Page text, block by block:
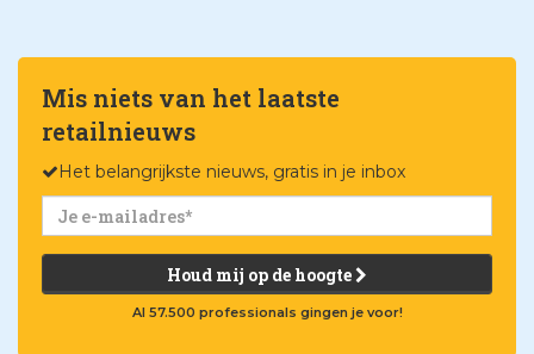
Mis niets van het laatste
retailnieuws
Het belangrijkste nieuws, gratis in je inbox
Houd mij op de hoogte
Al 57.500 professionals gingen je voor!